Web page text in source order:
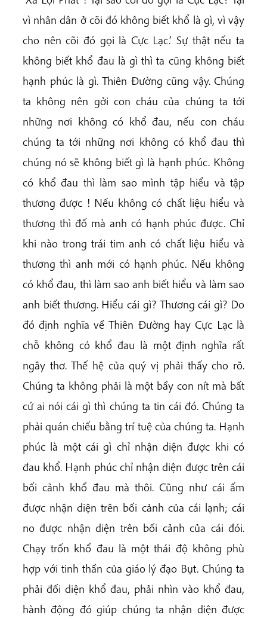
vì nhân dân ở cõi đó không biết khổ là gì, vì vậy
cho nên cõi đó gọi là Cực Lạc.’ Sự thật nếu ta
không biết khổ đau là gì thì ta cũng không biết
hạnh phúc là gì. Thiên Đường cũng vậy. Chúng
ta không nên gởi con cháu của chúng ta tới
những nơi không có khổ đau, nếu con cháu
chúng ta tới những nơi không có khổ đau thì
chúng nó sẽ không biết gì là hạnh phúc. Không
có khổ đau thì làm sao mình tập hiểu và tập
thương được ! Nếu không có chất liệu hiểu và
thương thì đố mà anh có hạnh phúc được. Chỉ
khi nào trong trái tim anh có chất liệu hiểu và
thương thì anh mới có hạnh phúc. Nếu không
có khổ đau, thì làm sao anh biết hiểu và làm sao
anh biết thương. Hiểu cái gì? Thương cái gì? Do
đó định nghĩa về Thiên Đường hay Cực Lạc là
chỗ không có khổ đau là một định nghĩa rất
ngây thơ. Thế hệ của quý vị phải thấy cho rõ.
Chúng ta không phải là một bầy con nít mà bất
cứ ai nói cái gì thì chúng ta tin cái đó. Chúng ta
phải quán chiếu bằng trí tuệ của chúng ta. Hạnh
phúc là một cái gì chỉ nhận diện được khi có
đau khổ. Hạnh phúc chỉ nhận diện được trên cái
bối cảnh khổ đau mà thôi. Cũng như cái ấm
được nhận diện trên bối cảnh của cái lạnh; cái
no được nhận diện trên bối cảnh của cái đói.
Chạy trốn khổ đau là một thái độ không phù
hợp với tinh thần của giáo lý đạo Bụt. Chúng ta
phải đối diện khổ đau, phải nhìn vào khổ đau,
hành động đó giúp chúng ta nhận diện được